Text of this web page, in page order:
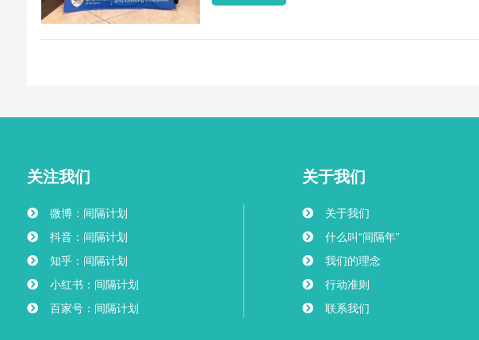
关注我们
微博：间隔计划
抖音：间隔计划
知乎：间隔计划
小红书：间隔计划
百家号：间隔计划
关于我们
关于我们
什么叫“间隔年”
我们的理念
行动准则
联系我们